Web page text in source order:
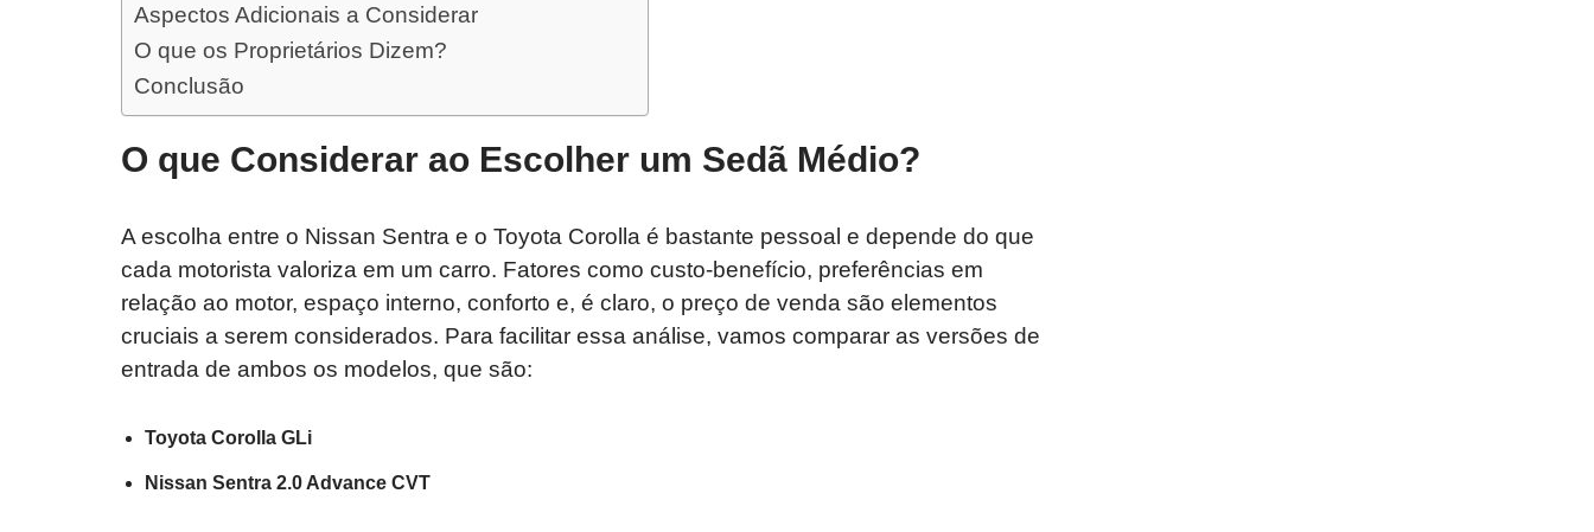
Aspectos Adicionais a Considerar
O que os Proprietários Dizem?
Conclusão
O que Considerar ao Escolher um Sedã Médio?
A escolha entre o Nissan Sentra e o Toyota Corolla é bastante pessoal e depende do que
cada motorista valoriza em um carro. Fatores como custo-benefício, preferências em
relação ao motor, espaço interno, conforto e, é claro, o preço de venda são elementos
cruciais a serem considerados. Para facilitar essa análise, vamos comparar as versões de
entrada de ambos os modelos, que são:
Toyota Corolla GLi
Nissan Sentra 2.0 Advance CVT